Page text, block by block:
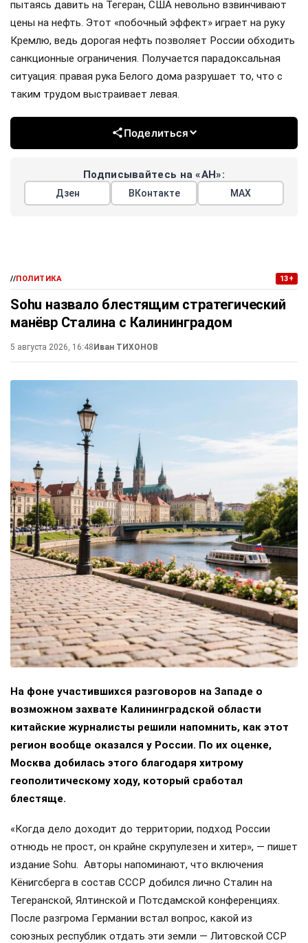
пытаясь давить на Тегеран, США невольно взвинчивают
цены на нефть. Этот «побочный эффект» играет на руку
Кремлю, ведь дорогая нефть позволяет России обходить
санкционные ограничения. Получается парадоксальная
ситуация: правая рука Белого дома разрушает то, что с
таким трудом выстраивает левая.
Поделиться
Подписывайтесь на «АН»:
Дзен ВКонтакте МАХ
//ПОЛИТИКА 13+
Sohu назвало блестящим стратегический
манёвр Сталина с Калининградом
5 августа 2026, 16:48Иван ТИХОНОВ
На фоне участившихся разговоров на Западе о
возможном захвате Калининградской области
китайские журналисты решили напомнить, как этот
регион вообще оказался у России. По их оценке,
Москва добилась этого благодаря хитрому
геополитическому ходу, который сработал
блестяще.
«Когда дело доходит до территории, подход России
отнюдь не прост, он крайне скрупулезен и хитер», — пишет
издание Sohu. Авторы напоминают, что включения
Кёнигсберга в состав СССР добился лично Сталин на
Тегеранской, Ялтинской и Потсдамской конференциях.
После разгрома Германии встал вопрос, какой из
союзных республик отдать эти земли — Литовской ССР